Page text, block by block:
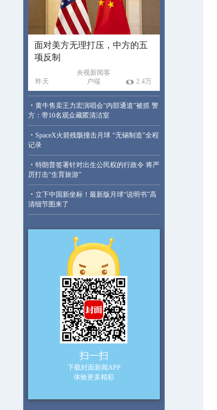
面对美方无理打压，中方的五
项反制
昨天
央视新闻客
户端
2.4万
· 黄牛售卖王力宏演唱会“内部通道”被抓 警
方：带10名观众藏匿清洁室
· SpaceX火箭残骸撞击月球 “无锡制造”全程
记录
· 特朗普签署针对出生公民权的行政令 将严
厉打击“生育旅游”
· 立下中国新坐标！最新版月球“说明书”高
清细节图来了
扫一扫
下载封面新闻APP
体验更多精彩